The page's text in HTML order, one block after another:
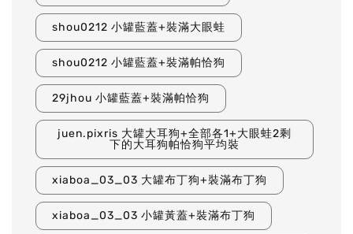
shou0212 小罐藍蓋+裝滿大眼蛙
shou0212 小罐藍蓋+裝滿帕恰狗
29jhou 小罐藍蓋+裝滿帕恰狗
juen.pixris 大罐大耳狗+全部各1+大眼蛙2剩
下的大耳狗帕恰狗平均裝
xiaboa_03_03 大罐布丁狗+裝滿布丁狗
xiaboa_03_03 小罐黃蓋+裝滿布丁狗